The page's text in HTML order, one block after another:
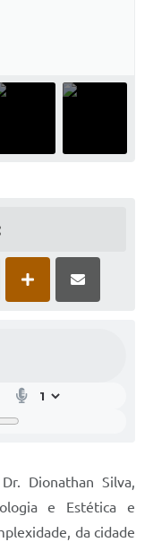
Dionathan Silva,
e Estética e
da cidade